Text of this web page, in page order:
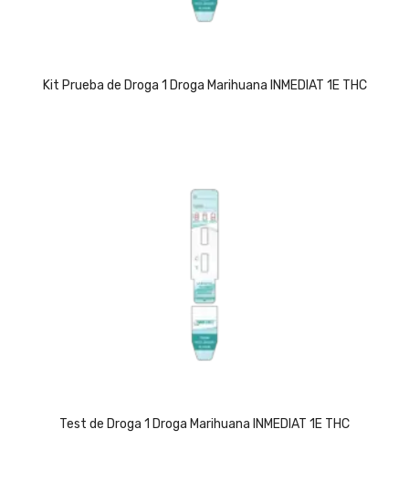
Kit Prueba de Droga 1 Droga Marihuana INMEDIAT 1E THC
Test de Droga 1 Droga Marihuana INMEDIAT 1E THC